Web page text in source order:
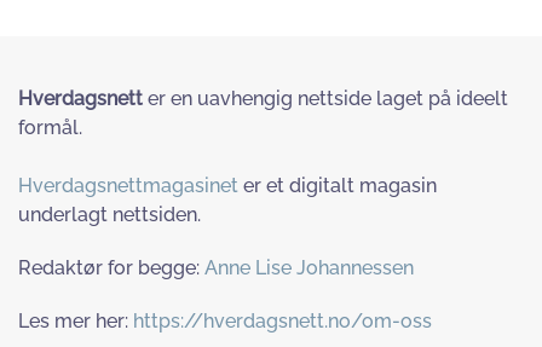
Hverdagsnett er en uavhengig nettside laget på ideelt
formål.
Hverdagsnettmagasinet er et digitalt magasin
underlagt nettsiden.
Redaktør for begge: Anne Lise Johannessen
Les mer her: https://hverdagsnett.no/om-oss